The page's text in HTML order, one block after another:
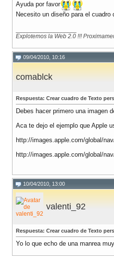
Ayuda por favor
Necesito un diseño para el
Explotemos la Web 2.0 !!!
09/04/2010, 10:16
comablck
Respuesta: Crear cuadro de Texto
Debes hacer primero una imagen
Aca te dejo el ejemplo que Apple
http://images.apple.com/global/
http://images.apple.com/global/
10/04/2010, 13:00
valenti_92
Respuesta: Crear cuadro de Texto
Yo lo que echo de una manrea